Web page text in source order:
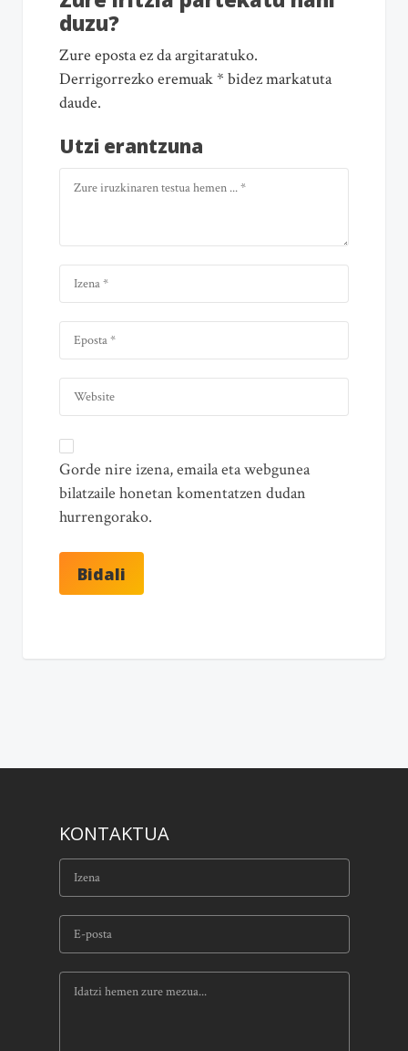
duzu?
Zure eposta ez da argitaratuko.
Derrigorrezko eremuak * bidez markatuta
daude.
Utzi erantzuna
Gorde nire izena, emaila eta webgunea
bilatzaile honetan komentatzen dudan
hurrengorako.
KONTAKTUA